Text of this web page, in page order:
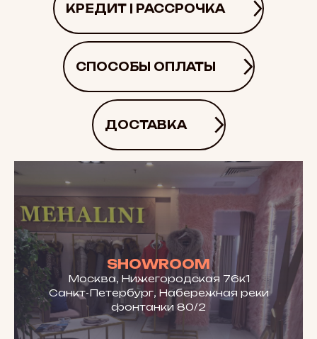
КРЕДИТ | РАССРОЧКА
СПОСОБЫ ОПЛАТЫ
ДОСТАВКА
SHOWROOM
Москва, Нижегородская 76к1
Санкт-Петербург, Набережная реки
фонтанки 80/2